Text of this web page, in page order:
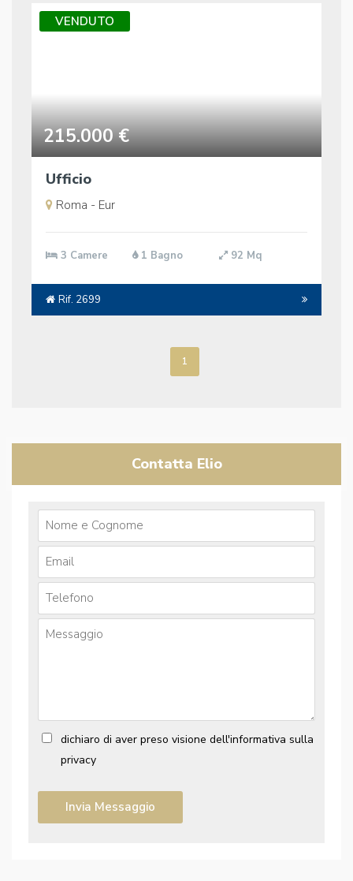
VENDUTO
215.000 €
Ufficio
Roma - Eur
3 Camere 1 Bagno 92 Mq
Rif. 2699
1
Contatta Elio
dichiaro di aver preso visione dell'informativa sulla
privacy